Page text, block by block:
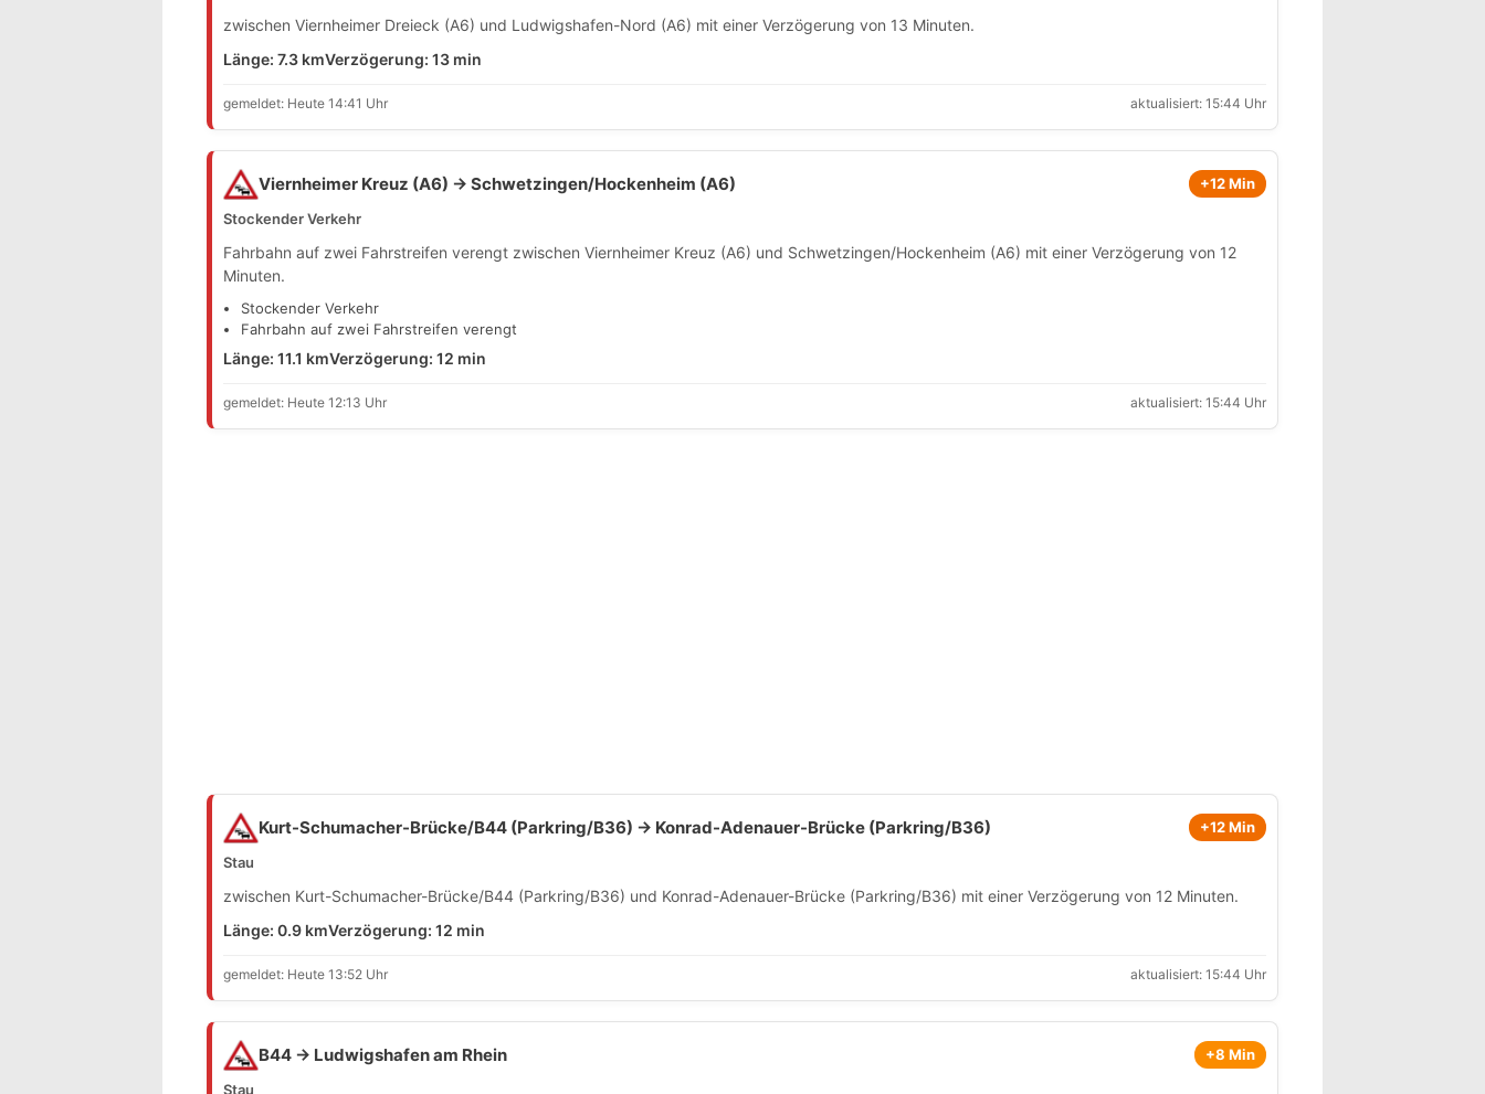
zwischen Viernheimer Dreieck (A6) und Ludwigshafen-Nord (A6) mit einer Verzögerung von 13 Minuten.
Länge: 7.3 kmVerzögerung: 13 min
gemeldet: Heute 14:41 Uhr aktualisiert: 15:44 Uhr
Viernheimer Kreuz (A6) → Schwetzingen/Hockenheim (A6)
+12 Min
Stockender Verkehr
Fahrbahn auf zwei Fahrstreifen verengt zwischen Viernheimer Kreuz (A6) und Schwetzingen/Hockenheim (A6) mit einer Verzögerung von 12
Minuten.
Stockender Verkehr
Fahrbahn auf zwei Fahrstreifen verengt
Länge: 11.1 kmVerzögerung: 12 min
gemeldet: Heute 12:13 Uhr aktualisiert: 15:44 Uhr
Kurt-Schumacher-Brücke/B44 (Parkring/B36) → Konrad-Adenauer-Brücke (Parkring/B36)
+12 Min
Stau
zwischen Kurt-Schumacher-Brücke/B44 (Parkring/B36) und Konrad-Adenauer-Brücke (Parkring/B36) mit einer Verzögerung von 12 Minuten.
Länge: 0.9 kmVerzögerung: 12 min
gemeldet: Heute 13:52 Uhr aktualisiert: 15:44 Uhr
B44 → Ludwigshafen am Rhein
+8 Min
Stau